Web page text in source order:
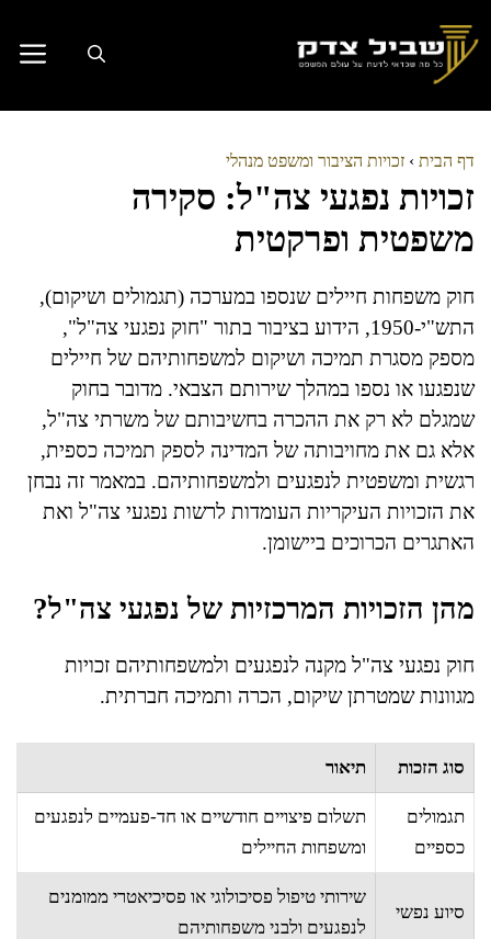
לתוכן
דף הבית › זכויות הציבור ומשפט מנהלי
זכויות נפגעי צה"ל: סקירה
משפטית ופרקטית
חוק משפחות חיילים שנספו במערכה (תגמולים ושיקום),
התש"י-1950, הידוע בציבור בתור "חוק נפגעי צה"ל",
מספק מסגרת תמיכה ושיקום למשפחותיהם של חיילים
שנפגעו או נספו במהלך שירותם הצבאי. מדובר בחוק
שמגלם לא רק את ההכרה בחשיבותם של משרתי צה"ל,
אלא גם את מחויבותה של המדינה לספק תמיכה כספית,
רגשית ומשפטית לנפגעים ולמשפחותיהם. במאמר זה נבחן
את הזכויות העיקריות העומדות לרשות נפגעי צה"ל ואת
האתגרים הכרוכים ביישומן.
מהן הזכויות המרכזיות של נפגעי צה"ל?
חוק נפגעי צה"ל מקנה לנפגעים ולמשפחותיהם זכויות
מגוונות שמטרתן שיקום, הכרה ותמיכה חברתית.
סוג הזכות תיאור
תגמולים
כספיים
תשלום פיצויים חודשיים או חד-פעמיים לנפגעים
ומשפחות החיילים
סיוע נפשי
שירותי טיפול פסיכולוגי או פסיכיאטרי ממומנים
לנפגעים ולבני משפחותיהם